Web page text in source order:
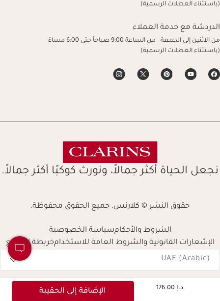
د.إ 176.00 الإضافة إلى الحقيبة
(باستثناء العطلات الرسمية)
الدردشة مع خدمة العملاء
من الاثنين إلى الجمعة - من الساعة 9:00 صباحاً حتى 6:00 مساءً
(باستثناء العطلات الرسمية)
نجعل الحياة أكثر جمالاً، ونورث كوكبًا أكثر جمالاً.
حقوق النشر © كلارنس. جميع الحقوق محفوظة.
الشروط والأحكامسياسة الخصوصية
الإشعارات القانونية والشروط العامة للاستخدامخريطة الموقع
UAE (Arabic)